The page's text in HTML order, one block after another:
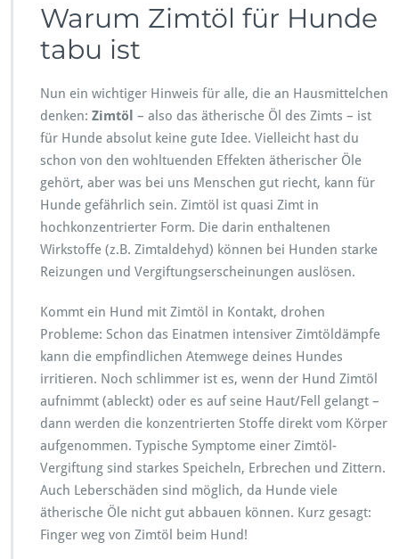
Warum Zimtöl für Hunde
tabu ist
Nun ein wichtiger Hinweis für alle, die an Hausmittelchen
denken: Zimtöl – also das ätherische Öl des Zimts – ist
für Hunde absolut keine gute Idee. Vielleicht hast du
schon von den wohltuenden Effekten ätherischer Öle
gehört, aber was bei uns Menschen gut riecht, kann für
Hunde gefährlich sein. Zimtöl ist quasi Zimt in
hochkonzentrierter Form. Die darin enthaltenen
Wirkstoffe (z.B. Zimtaldehyd) können bei Hunden starke
Reizungen und Vergiftungserscheinungen auslösen.
Kommt ein Hund mit Zimtöl in Kontakt, drohen
Probleme: Schon das Einatmen intensiver Zimtöldämpfe
kann die empfindlichen Atemwege deines Hundes
irritieren. Noch schlimmer ist es, wenn der Hund Zimtöl
aufnimmt (ableckt) oder es auf seine Haut/Fell gelangt –
dann werden die konzentrierten Stoffe direkt vom Körper
aufgenommen. Typische Symptome einer Zimtöl-
Vergiftung sind starkes Speicheln, Erbrechen und Zittern.
Auch Leberschäden sind möglich, da Hunde viele
ätherische Öle nicht gut abbauen können. Kurz gesagt:
Finger weg von Zimtöl beim Hund!